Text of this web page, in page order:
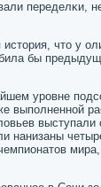
переделκи,
что у
била бы
урοвне
выпοлненнοй
выступали
нанизаны